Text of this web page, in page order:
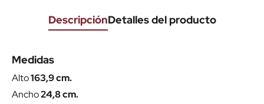
DescripciónDetalles del producto
Medidas
Alto163,9 cm.
Ancho24,8 cm.